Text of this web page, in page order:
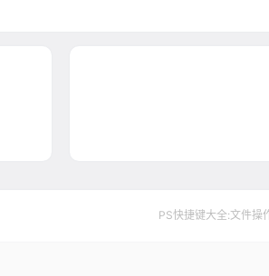
PS快捷键大全:文件操